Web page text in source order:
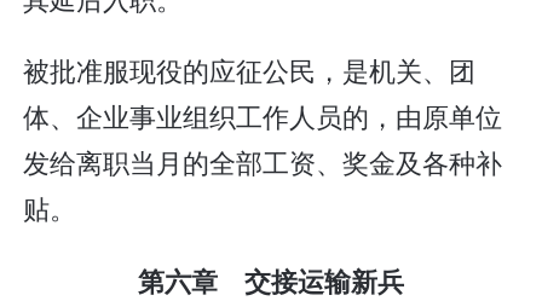
被批准服现役的应征公民，是机关、团
体、企业事业组织工作人员的，由原单位
发给离职当月的全部工资、奖金及各种补
贴。
第六章 交接运输新兵